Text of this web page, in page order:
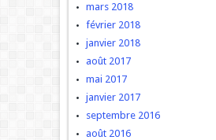
mars 2018
février 2018
janvier 2018
août 2017
mai 2017
janvier 2017
septembre 2016
août 2016